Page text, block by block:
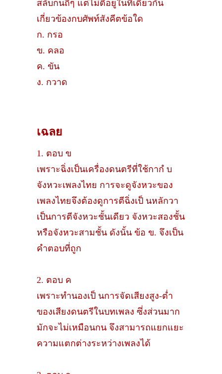
สลับกนถี่ๆ แต่ไม่ตีอยูในที่เดียวกัน
เกี่ยวข้องกบศัพท์สังคีตข้อใด
ก. กรอ
ข. คลอ
ค. ขัน
ง. กวาด
เฉลย
1. ตอบ ข
เพราะฉิ่งเป็นเครื่องดนตรีที่ใช้กากํ บ
จังหวะเพลงไทย การจะดูจังหวะของ
เพลงไทยจึงต้องดูการตีฉิ่งเป็ นหลักวา
เป็นการตีจังหวะชั้นเดียว จังหวะสองชั้น
หรือจังหวะสามชั้น ดังนั้น ข้อ ข. จึงเป็น
คําตอบที่ถูก
2. ตอบ ค
เพราะทํานองเป็ นการจัดเสียงสูง-ตํ่า
ของเสียงดนตรีในบทเพลง ซึ่งส่วนมาก
มักจะไม่เหมือนกน จึงสามารถแยกแยะ
ความแตกต่างระหว่างเพลงได้